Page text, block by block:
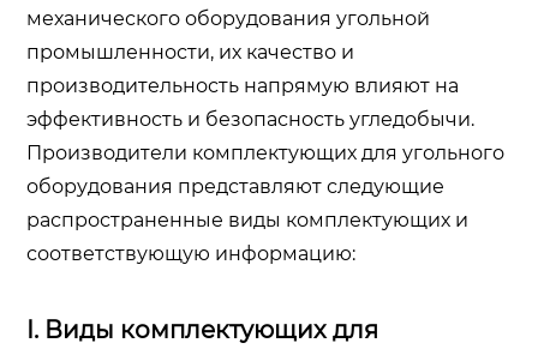
механического оборудования угольной
промышленности, их качество и
производительность напрямую влияют на
эффективность и безопасность угледобычи.
Производители комплектующих для угольного
оборудования представляют следующие
распространенные виды комплектующих и
соответствующую информацию:
I. Виды комплектующих для